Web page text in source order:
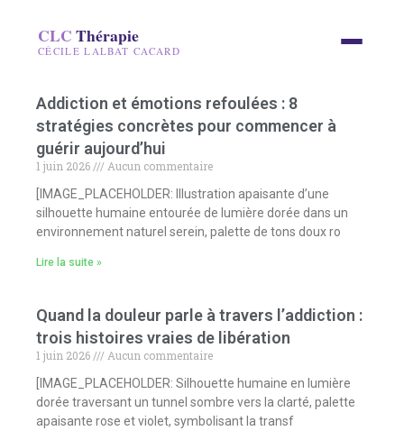
CLCThérapie
CÉCILE LALBAT CACARD
Addiction et émotions refoulées : 8
stratégies concrètes pour commencer à
guérir aujourd’hui
1 juin 2026
Aucun commentaire
[IMAGE_PLACEHOLDER: Illustration apaisante d’une
silhouette humaine entourée de lumière dorée dans un
environnement naturel serein, palette de tons doux ro
Lire la suite »
Quand la douleur parle à travers l’addiction :
trois histoires vraies de libération
1 juin 2026
Aucun commentaire
[IMAGE_PLACEHOLDER: Silhouette humaine en lumière
dorée traversant un tunnel sombre vers la clarté, palette
apaisante rose et violet, symbolisant la transf